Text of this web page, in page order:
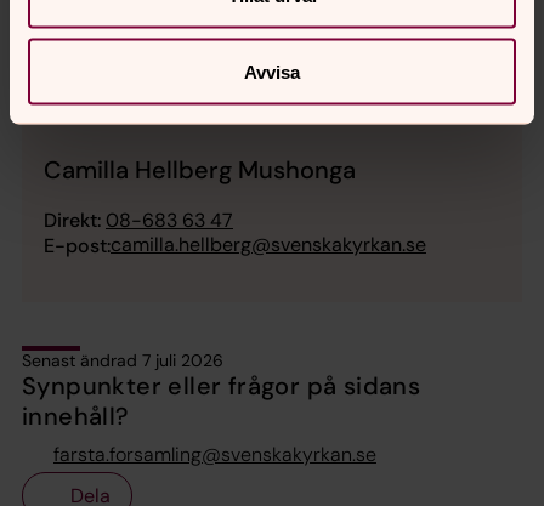
Avvisa
Camilla Hellberg Mushonga
Direkt: 08-683 63 47
E-post:camilla.hellberg@svenskakyrkan.se
Senast ändrad 7 juli 2026
Synpunkter eller frågor på sidans
innehåll?
farsta.forsamling@svenskakyrkan.se
Dela